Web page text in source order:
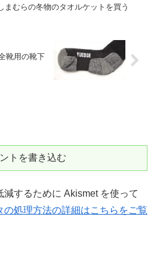
まむらの冬物のタオルケットを買う
靴用の靴下
トを書き込む
減するために Akismet を使って
の処理方法の詳細はこちらをご覧